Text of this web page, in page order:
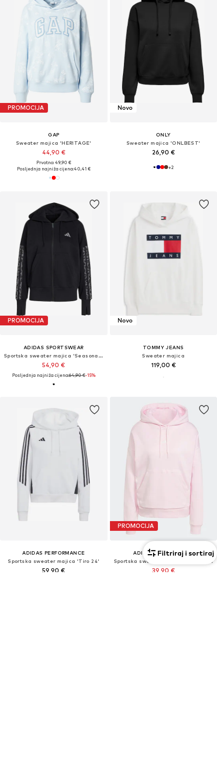
PROMOCIJA
GAP
Sweater majica 'HERITAGE'
44,90 €
Prvotno: 49,90 €
Posljednja najniža cijena:40,41 €
Novo
ONLY
Sweater majica 'ONLBEST'
26,90 €
+2
PROMOCIJA
ADIDAS SPORTSWEAR
Sportska sweater majica 'Seasonal Essentials'
54,90 €
Posljednja najniža cijena:64,90 €-15%
Novo
TOMMY JEANS
Sweater majica
119,00 €
ADIDAS PERFORMANCE
Sportska sweater majica 'Tiro 24'
59,90 €
PROMOCIJA
ADIDAS SPORTSWEAR
Sportska sweater majica 'Essentials'
39,90 €
Filtriraj i sortiraj